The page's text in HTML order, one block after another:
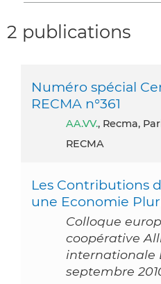
2 publications
Numéro spécial
RECMA n°361
AA.VV., Recma,
RECMA
Les Contributions
une Economie
Colloque
coopérative
internationale
septembre